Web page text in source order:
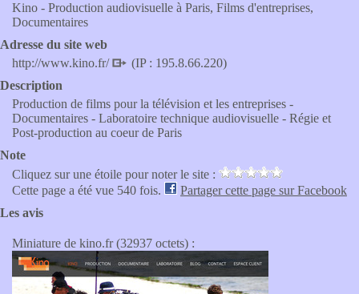
Kino - Production audiovisuelle à Paris, Films d'entreprises,
Documentaires
Adresse du site web
http://www.kino.fr/
(IP : 195.8.66.220)
Description
Production de films pour la télévision et les entreprises -
Documentaires - Laboratoire technique audiovisuelle - Régie et
Post-production au coeur de Paris
Note
Cliquez sur une étoile pour noter le site :
Cette page a été vue 540 fois.
Partager cette page sur Facebook
Les avis
Miniature de kino.fr (32937 octets) :